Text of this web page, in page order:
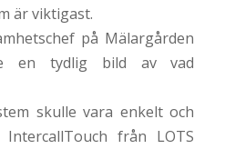
är viktigast.
på Mälargården
en tydlig bild av vad
skulle vara enkelt och
från LOTS